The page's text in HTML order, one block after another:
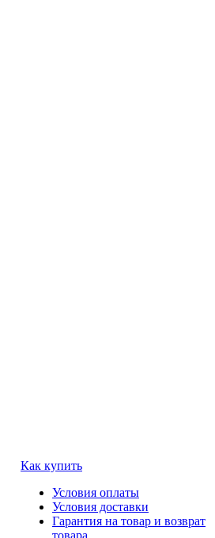
Как купить
Условия оплаты
Условия доставки
Гарантия на товар и возврат
товара